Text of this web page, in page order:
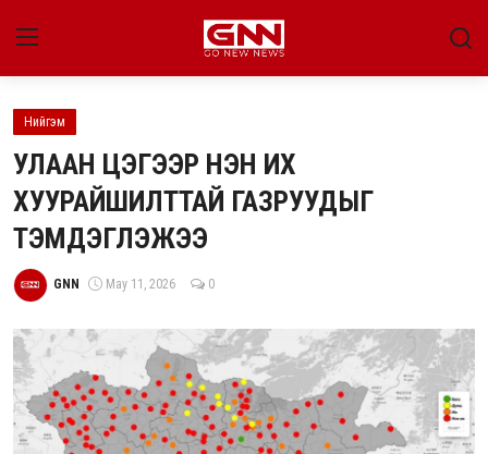
Улс төр
Нийгэм
Энтертайнмент
Эдийн засаг
Live
Гадаад мэдээ
People
Нийгэм
УЛААН ЦЭГЭЭР НЭН ИХ
ХУУРАЙШИЛТТАЙ ГАЗРУУДЫГ
ТЭМДЭГЛЭЖЭЭ
GNN May 11, 2026 0